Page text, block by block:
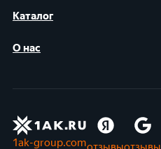
Каталог
О нас
1ak-group.com